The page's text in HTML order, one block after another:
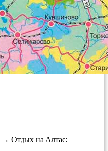
→ Отдых на Алтае: